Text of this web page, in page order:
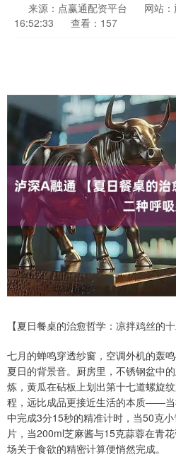
来源：点赢通配资平台 网站
16:52:33
查看：157
【夏日餐桌的治愈哲学：凉拌鸡丝的
七月的蝉鸣穿透纱窗，空调外机的轰
夏日的背景音。厨房里，不锈钢盆中
炼，黄瓜在砧板上划出第十七道螺旋
程，远比成品更接近生活的本质——
中完成3分15秒的精准计时，当50克
片，当200ml芝麻酱与15克蒜蓉在青
场关于食欲的精密计算便悄然完成。